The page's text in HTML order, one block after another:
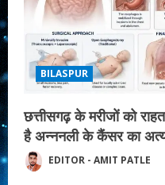
BILASPUR
छत्तीसगढ़ के मरीजों को
है अन्ननली के कैंसर का
EDITOR - AMIT PATLE